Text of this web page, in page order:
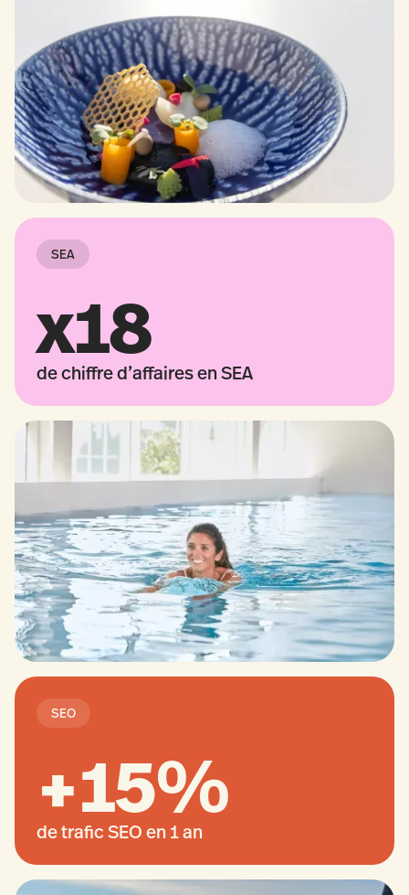
SEA
x18
de chiffre d’affaires en SEA
SEO
+15%
de trafic SEO en 1 an